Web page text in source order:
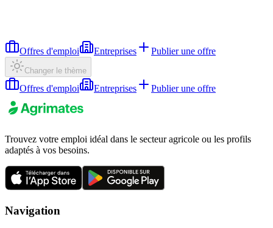
Offres d'emploi Entreprises Publier une offre
Changer le thème
Offres d'emploi Entreprises Publier une offre
Trouvez votre emploi idéal dans le secteur agricole ou les profils
adaptés à vos besoins.
Navigation